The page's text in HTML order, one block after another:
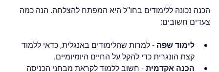
הכנה נכונה ללימודים בחו"ל היא המפתח להצלחה. הנה כמה
צעדים חשובים:
לימוד שפה - למרות שהלימודים באנגלית, כדאי ללמוד
קצת הונגרית כדי להקל על החיים היומיומיים.
הכנה אקדמית - חשוב ללמוד לקראת מבחני הכניסה